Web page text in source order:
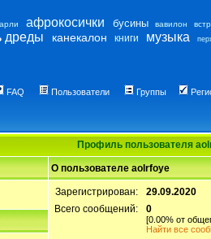
афрокосички бусины вавилон
дреды канекалон книги музыка
FAQ Пользователи Группы
Профиль пользователя
О пользователе aolrfoye
Зарегистрирован:
29.09.2020
Всего сообщений:
0
[0.00% от
Найти все